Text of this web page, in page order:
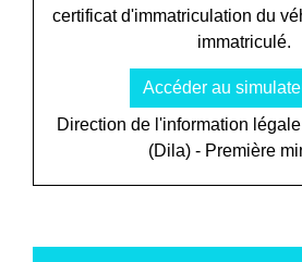
certificat d'immatriculation du
immatriculé.
Accéder au
Direction de l'information
(Dila) - Première